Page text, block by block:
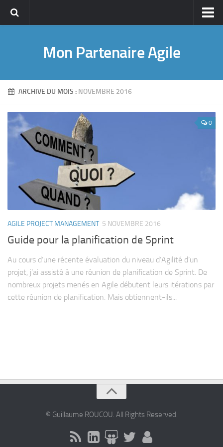
Management de projet
Agile PM
Lean Management
Management & Leadership
Conseil & Coaching
Publications
Mon Partenaire Agile
ARCHIVE DU MOIS : NOVEMBRE 2016
0
AGILE PROJECT MANAGEMENT 5 NOVEMBRE 2016
Guide pour la planification de Sprint
Au cours d’une récente évaluation du niveau d’Agilité d’un
projet, j’ai assisté à une réunion de planification de Sprint. De
nombreux projets menés en Agile débutent leurs itérations par
cette réunion de planification. Mais obtiennent-ils...
© Guillaume ROUCOU. All Rights Reserved.